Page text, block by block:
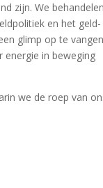
zijn. We
en het geld-
glimp op te
energie in beweging
we de roep van